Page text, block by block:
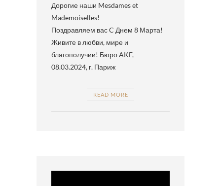
Дорогие наши Mesdames et
Mademoiselles!
Поздравляем вас C Днем 8 Марта!
Живите в любви, мире и
благополучии! Бюро AKF,
08.03.2024, г. Париж
READ MORE